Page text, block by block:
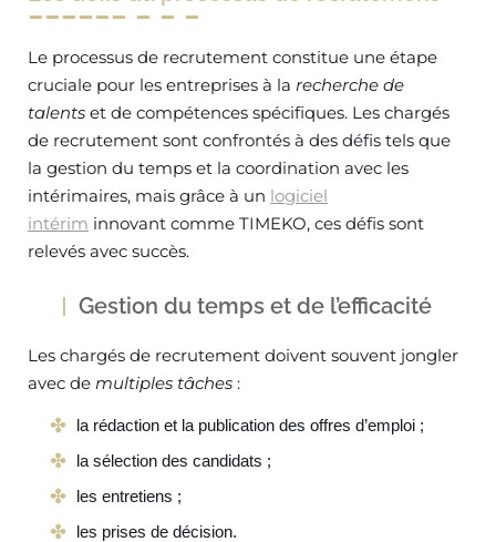
Le processus de recrutement constitue une étape
cruciale pour les entreprises à la recherche de
talents et de compétences spécifiques. Les chargés
de recrutement sont confrontés à des défis tels que
la gestion du temps et la coordination avec les
intérimaires, mais grâce à un logiciel
intérim innovant comme TIMEKO, ces défis sont
relevés avec succès.
Gestion du temps et de l’efficacité
Les chargés de recrutement doivent souvent jongler
avec de multiples tâches :
la rédaction et la publication des offres d’emploi ;
la sélection des candidats ;
les entretiens ;
les prises de décision.